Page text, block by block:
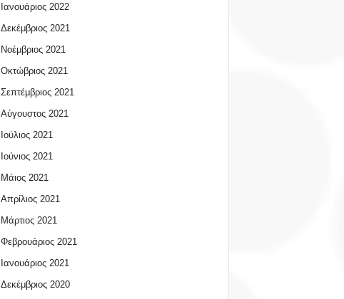
Ιανουάριος 2022
Δεκέμβριος 2021
Νοέμβριος 2021
Οκτώβριος 2021
Σεπτέμβριος 2021
Αύγουστος 2021
Ιούλιος 2021
Ιούνιος 2021
Μάιος 2021
Απρίλιος 2021
Μάρτιος 2021
Φεβρουάριος 2021
Ιανουάριος 2021
Δεκέμβριος 2020